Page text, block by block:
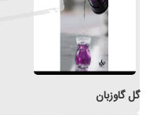
گل گاوزبان